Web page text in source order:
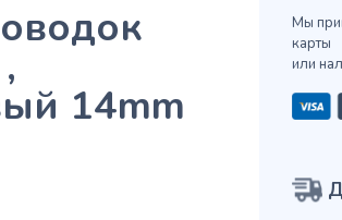
14mm
Мы
карты
или